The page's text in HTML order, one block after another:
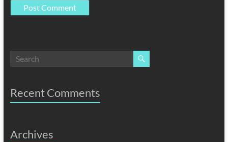
Recent Comments
Archives